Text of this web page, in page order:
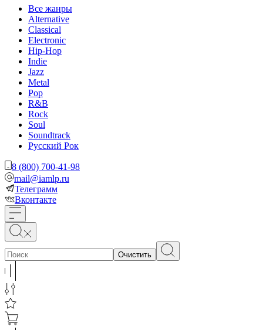
Все жанры
Alternative
Classical
Electronic
Hip-Hop
Indie
Jazz
Metal
Pop
R&B
Rock
Soul
Soundtrack
Русский Рок
8 (800) 700-41-98
mail@iamlp.ru
Телеграмм
Вконтакте
Очистить